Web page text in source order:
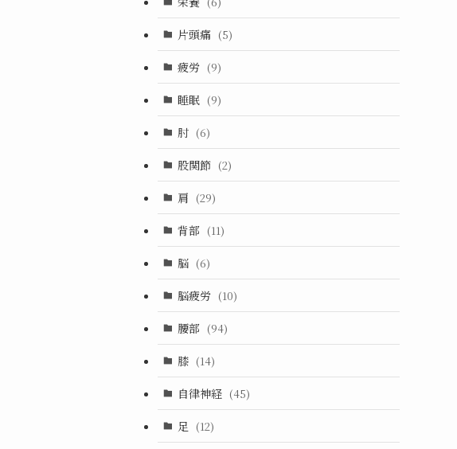
片頭痛 (5)
疲労 (9)
睡眠 (9)
肘 (6)
股関節 (2)
肩 (29)
背部 (11)
脳 (6)
脳疲労 (10)
腰部 (94)
膝 (14)
自律神経 (45)
足 (12)